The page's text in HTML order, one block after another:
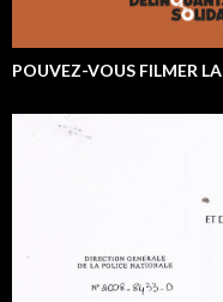
POUVEZ-VOUS FILMER